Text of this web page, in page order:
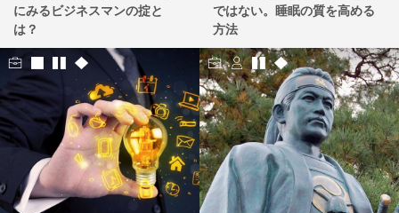
にみるビジネスマンの掟と
は？
ではない。睡眠の質を高める
方法